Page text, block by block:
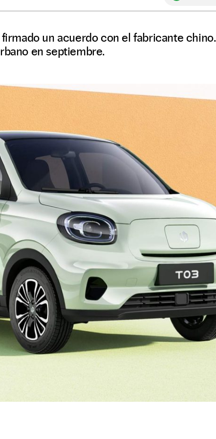
un acuerdo con el fabricante chino.
en septiembre.